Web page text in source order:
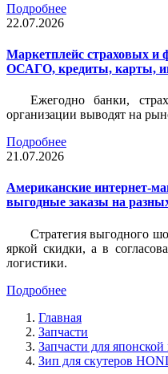
Подробнее
22.07.2026
Маркетплейс страховых и
ОСАГО, кредиты, карты,
Ежегодно банки,
организации выводят на
Подробнее
21.07.2026
Американские интернет-
выгодные заказы на
Стратегия выгодного
яркой скидки, а в
логистики.
Подробнее
Главная
Запчасти
Запчасти для
Зип для скутеров